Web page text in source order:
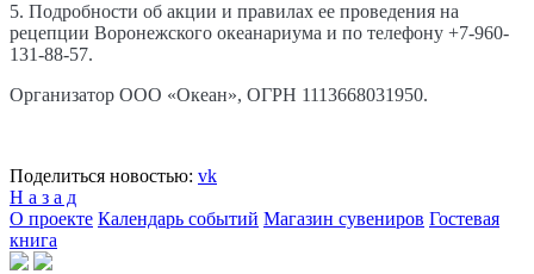
5. Подробности об акции и правилах ее проведения на
рецепции Воронежского океанариума и по телефону +7-960-
131-88-57.
Организатор ООО «Океан», ОГРН 1113668031950.
Поделиться новостью: vk
Н а з а д
О проекте Календарь событий Магазин сувениров Гостевая
книга